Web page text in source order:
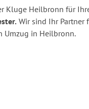
Kluge Heilbronn für
Wir sind Ihr Partner
Umzug in Heilbronn.